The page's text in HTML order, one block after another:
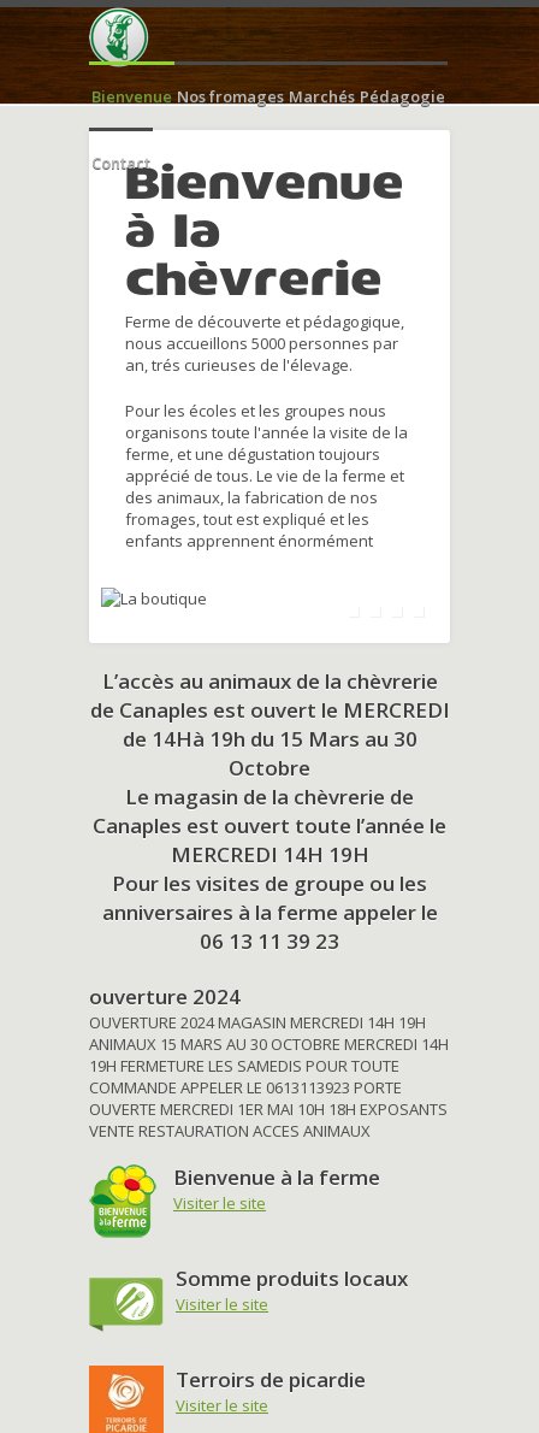
Bienvenue Nos fromages Marchés Pédagogie
ContactBienvenue
à la
chèvrerie
Ferme de découverte et pédagogique,
nous accueillons 5000 personnes par
an, trés curieuses de l'élevage.
Pour les écoles et les groupes nous
organisons toute l'année la visite de la
ferme, et une dégustation toujours
apprécié de tous. Le vie de la ferme et
des animaux, la fabrication de nos
fromages, tout est expliqué et les
enfants apprennent énormément
L’accès au animaux de la chèvrerie
de Canaples est ouvert le MERCREDI
de 14Hà 19h du 15 Mars au 30
Octobre
Le magasin de la chèvrerie de
Canaples est ouvert toute l’année le
MERCREDI 14H 19H
Pour les visites de groupe ou les
anniversaires à la ferme appeler le
06 13 11 39 23
ouverture 2024
OUVERTURE 2024 MAGASIN MERCREDI 14H 19H
ANIMAUX 15 MARS AU 30 OCTOBRE MERCREDI 14H
19H FERMETURE LES SAMEDIS POUR TOUTE
COMMANDE APPELER LE 0613113923 PORTE
OUVERTE MERCREDI 1ER MAI 10H 18H EXPOSANTS
VENTE RESTAURATION ACCES ANIMAUX
Bienvenue à la ferme
Visiter le site
Somme produits locaux
Visiter le site
Terroirs de picardie
Visiter le site